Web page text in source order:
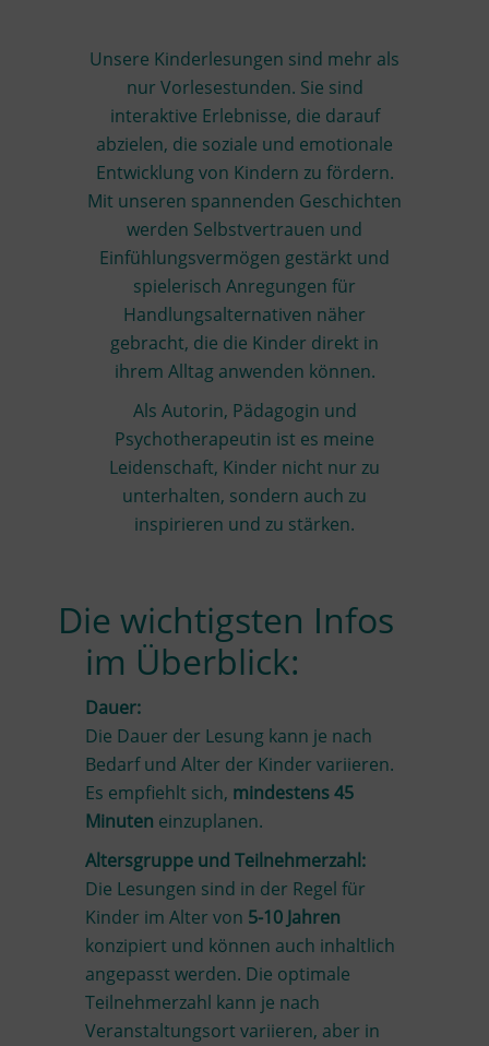
Unsere Kinderlesungen sind mehr als
nur Vorlesestunden. Sie sind
interaktive Erlebnisse, die darauf
abzielen, die soziale und emotionale
Entwicklung von Kindern zu fördern.
Mit unseren spannenden Geschichten
werden Selbstvertrauen und
Einfühlungsvermögen gestärkt und
spielerisch Anregungen für
Handlungsalternativen näher
gebracht, die die Kinder direkt in
ihrem Alltag anwenden können.
Als Autorin, Pädagogin und
Psychotherapeutin ist es meine
Leidenschaft, Kinder nicht nur zu
unterhalten, sondern auch zu
inspirieren und zu stärken.
Die wichtigsten Infos
im Überblick:
Dauer:
Die Dauer der Lesung kann je nach
Bedarf und Alter der Kinder variieren.
Es empfiehlt sich, mindestens 45
Minuten einzuplanen.
Altersgruppe und Teilnehmerzahl:
Die Lesungen sind in der Regel für
Kinder im Alter von 5-10 Jahren
konzipiert und können auch inhaltlich
angepasst werden. Die optimale
Teilnehmerzahl kann je nach
Veranstaltungsort variieren, aber in